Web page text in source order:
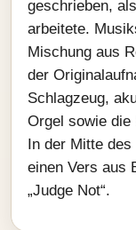
geschrieben,
arbeitete.
Mischung aus
der
Schlagzeug,
Orgel sowie
In der Mitte
einen Vers aus
„Judge Not“.